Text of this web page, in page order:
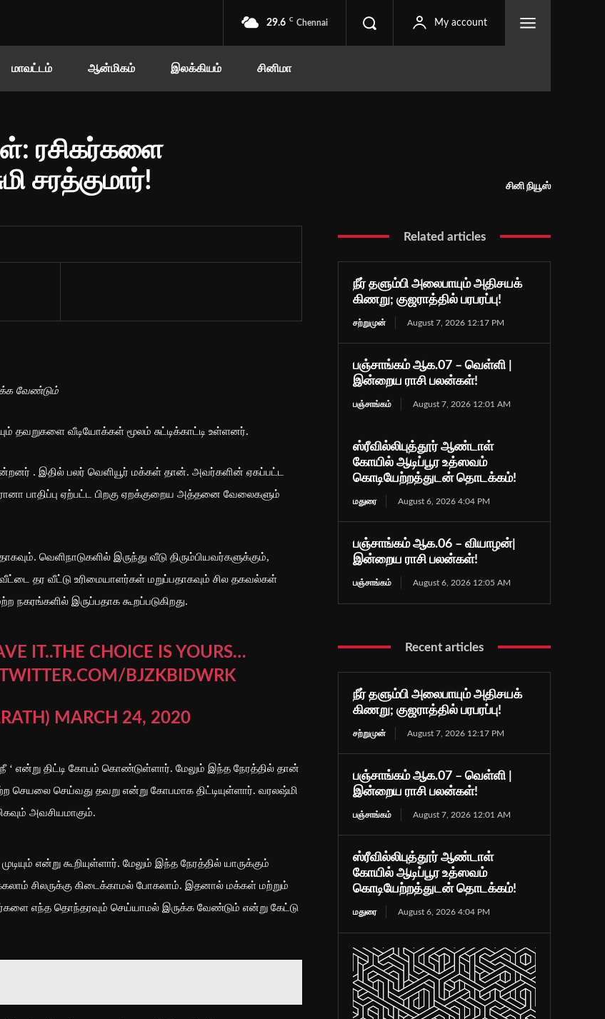
29.6 C Chennai My account
மாவட்டம் ஆன்மிகம் இலக்கியம் சினிமா
ரசிகர்களை
சரத்குமார்!
சினி நியூஸ்
வேண்டும்
தவறுகளை வீடியோக்கள் மூலம் சுட்டிக்காட்டி உள்ளனர்.
. இதில் பலர் வெளியூர் மக்கள் தான். அவர்களின் ஏகப்பட்ட
பாதிப்பு ஏற்பட்ட பிறகு ஏறக்குறைய அத்தனை வேலைகளும்
வெளிநாடுகளில் இருந்து வீடு திரும்பியவர்களுக்கும்,
தர வீட்டு உரிமையாளர்கள் மறுப்பதாகவும் சில தகவல்கள்
இருப்பதாக கூறப்படுகிறது.
IT..THE CHOICE IS YOURS…
BJZKBIDWRK
MARCH 24, 2020
‘ என்று திட்டி கோபம் கொண்டுள்ளார். மேலும் இந்த நேரத்தில் தான்
செய்வது தவறு என்று கோபமாக திட்டியுள்ளார். வரலஷ்மி
அவசியமாகும்.
என்று கூறியுள்ளார். மேலும் இந்த நேரத்தில் யாருக்கும்
சிலருக்கு கிடைக்காமல் போகலாம். இதனால் மக்கள் மற்றும்
எந்த தொந்தரவும் செய்யாமல் இருக்க வேண்டும் என்று கேட்டு
Related articles
நீர் தளும்பி அலைபாயும் அதிசயக்
கிணறு; குஜராத்தில் பரபரப்பு!
சற்றுமுன் August 7, 2026 12:17 PM
பஞ்சாங்கம் ஆக.07 – வெள்ளி |
இன்றைய ராசி பலன்கள்!
பஞ்சாங்கம் August 7, 2026 12:01 AM
ஸ்ரீவில்லிபுத்தூர் ஆண்டாள்
கோயில் ஆடிப்பூர உத்ஸவம்
கொடியேற்றத்துடன் தொடக்கம்!
மதுரை August 6, 2026 4:04 PM
பஞ்சாங்கம் ஆக.06 – வியாழன்|
இன்றைய ராசி பலன்கள்!
பஞ்சாங்கம் August 6, 2026 12:05 AM
Recent articles
நீர் தளும்பி அலைபாயும் அதிசயக்
கிணறு; குஜராத்தில் பரபரப்பு!
சற்றுமுன் August 7, 2026 12:17 PM
பஞ்சாங்கம் ஆக.07 – வெள்ளி |
இன்றைய ராசி பலன்கள்!
பஞ்சாங்கம் August 7, 2026 12:01 AM
ஸ்ரீவில்லிபுத்தூர் ஆண்டாள்
கோயில் ஆடிப்பூர உத்ஸவம்
கொடியேற்றத்துடன் தொடக்கம்!
மதுரை August 6, 2026 4:04 PM